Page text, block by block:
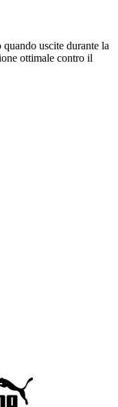
uscite durante la
ottimale contro il